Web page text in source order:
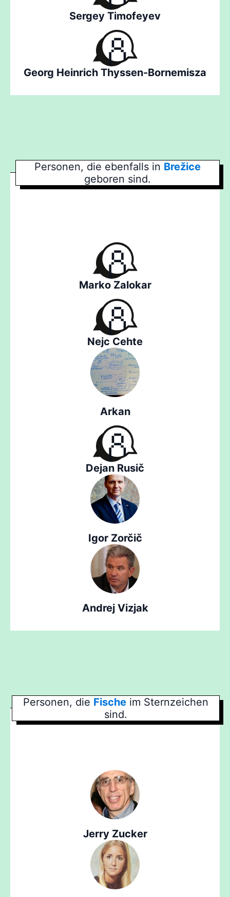
Sergey Timofeyev
Georg Heinrich Thyssen-Bornemisza
Personen, die ebenfalls in Brežice
geboren sind.
Marko Zalokar
Nejc Cehte
Arkan
Dejan Rusič
Igor Zorčič
Andrej Vizjak
Personen, die Fische im Sternzeichen
sind.
Jerry Zucker